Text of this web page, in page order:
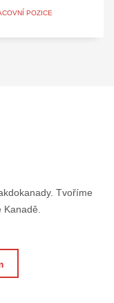
POZICE
Tvoříme
Kanadě.